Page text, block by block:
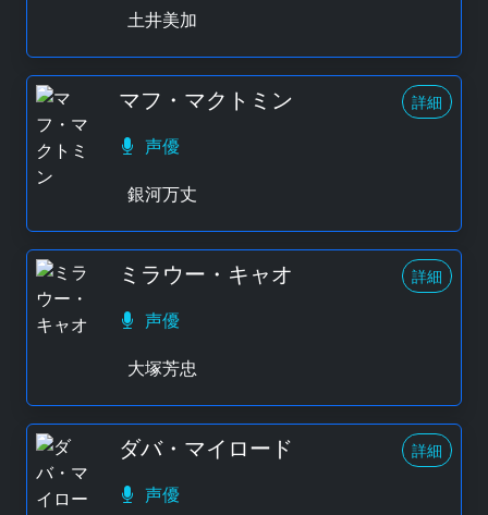
土井美加
マフ・マクトミン 詳細
声優
銀河万丈
ミラウー・キャオ 詳細
声優
大塚芳忠
ダバ・マイロード 詳細
声優